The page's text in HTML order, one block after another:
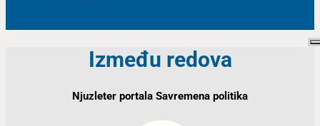
Između redova
Njuzleter portala Savremena politika